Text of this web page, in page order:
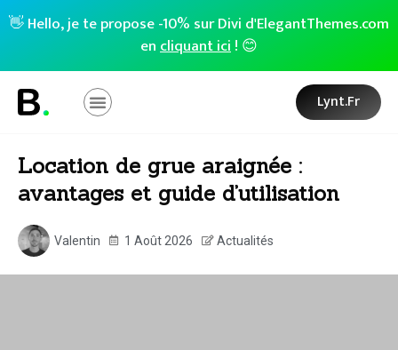
👋 Hello, je te propose -10% sur Divi d'ElegantThemes.com
encliquant ici! 😊
Lynt.fr
Location de grue araignée :
avantages et guide d’utilisation
Valentin 1 Août 2026 Actualités